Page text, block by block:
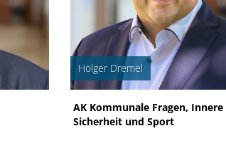
Holger Dremel
AK Kommunale Fragen, Innere
Sicherheit und Sport